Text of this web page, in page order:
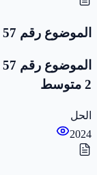
الموضوع رقم 57
2 متوسط
الحل
2024